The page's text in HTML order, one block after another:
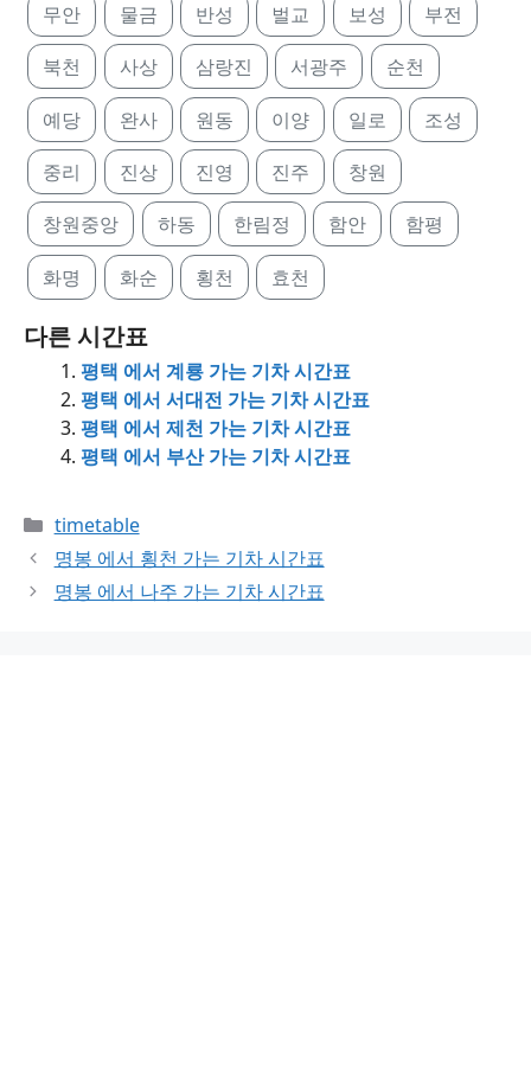
무안 물금 반성 벌교 보성 부전
북천 사상 삼랑진 서광주 순천
예당 완사 원동 이양 일로 조성
중리 진상 진영 진주 창원
창원중앙 하동 한림정 함안 함평
화명 화순 횡천 효천
다른 시간표
평택 에서 계룡 가는 기차 시간표
평택 에서 서대전 가는 기차 시간표
평택 에서 제천 가는 기차 시간표
평택 에서 부산 가는 기차 시간표
Categories
timetable
명봉 에서 횡천 가는 기차 시간표
명봉 에서 나주 가는 기차 시간표